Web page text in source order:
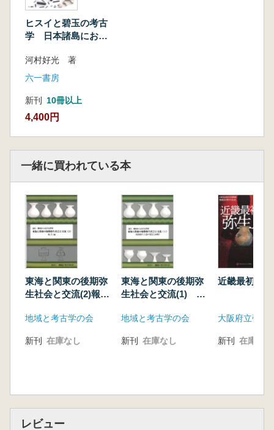
ヒスイと碧玉の考古
学 日本諸島におけ
河村好光 著
六一書房
新刊 10冊以上
4,400円
一緒に買われている本
東海と関東の後期弥
生社会と交流(2)報告
※2冊セット
地域と考古学の会
新刊 在庫なし
東海と関東の後期弥
生社会と交流(1) 土
地域と考古学の会
新刊 在庫なし
近畿最初の
新刊 在庫なし
レビュー